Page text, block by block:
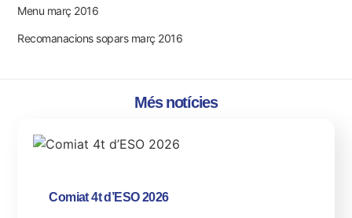
Menu març 2016
Recomanacions sopars març 2016
Més notícies
Comiat 4t d’ESO 2026